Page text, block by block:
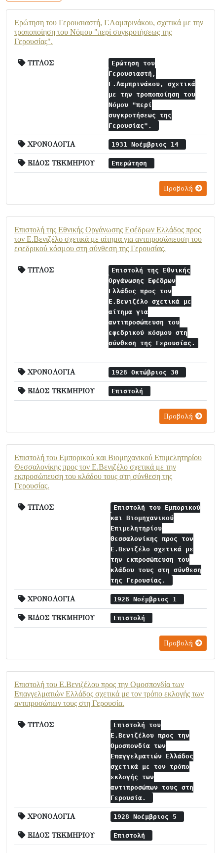
Ερώτηση του Γερουσιαστή, Γ.Λαμπρινάκου, σχετικά με την
τροποποίηση του Νόμου "περί συγκροτήσεως της
Γερουσίας".
ΤΙΤΛΟΣ
Ερώτηση του
Γερουσιαστή,
Γ.Λαμπρινάκου, σχετικά
με την τροποποίηση του
Νόμου "περί
συγκροτήσεως της
Γερουσίας".
ΧΡΟΝΟΛΟΓΙΑ 1931 Νοέμβριος 14
ΕΙΔΟΣ ΤΕΚΜΗΡΙΟΥ Επερώτηση
Προβολή
Επιστολή της Εθνικής Οργάνωσης Εφέδρων Ελλάδος προς
τον Ε.Βενιζέλο σχετικά με αίτημα για αντιπροσώπευση του
εφεδρικού κόσμου στη σύνθεση της Γερουσίας.
ΤΙΤΛΟΣ
Επιστολή της Εθνικής
Οργάνωσης Εφέδρων
Ελλάδος προς τον
Ε.Βενιζέλο σχετικά με
αίτημα για
αντιπροσώπευση του
εφεδρικού κόσμου στη
σύνθεση της Γερουσίας.
ΧΡΟΝΟΛΟΓΙΑ 1928 Οκτώβριος 30
ΕΙΔΟΣ ΤΕΚΜΗΡΙΟΥ Επιστολή
Προβολή
Επιστολή του Εμπορικού και Βιομηχανικού Επιμελητηρίου
Θεσσαλονίκης προς τον Ε.Βενιζέλο σχετικά με την
εκπροσώπευση του κλάδου τους στη σύνθεση της
Γερουσίας.
ΤΙΤΛΟΣ
Επιστολή του Εμπορικού
και Βιομηχανικού
Επιμελητηρίου
Θεσσαλονίκης προς τον
Ε.Βενιζέλο σχετικά με
την εκπροσώπευση του
κλάδου τους στη σύνθεση
της Γερουσίας.
ΧΡΟΝΟΛΟΓΙΑ 1928 Νοέμβριος 1
ΕΙΔΟΣ ΤΕΚΜΗΡΙΟΥ Επιστολή
Προβολή
Επιστολή του Ε.Βενιζέλου προς την Ομοσπονδία των
Επαγγελματιών Ελλάδος σχετικά με τον τρόπο εκλογής των
αντιπροσώπων τους στη Γερουσία.
ΤΙΤΛΟΣ
Επιστολή του
Ε.Βενιζέλου προς την
Ομοσπονδία των
Επαγγελματιών Ελλάδος
σχετικά με τον τρόπο
εκλογής των
αντιπροσώπων τους στη
Γερουσία.
ΧΡΟΝΟΛΟΓΙΑ 1928 Νοέμβριος 5
ΕΙΔΟΣ ΤΕΚΜΗΡΙΟΥ Επιστολή